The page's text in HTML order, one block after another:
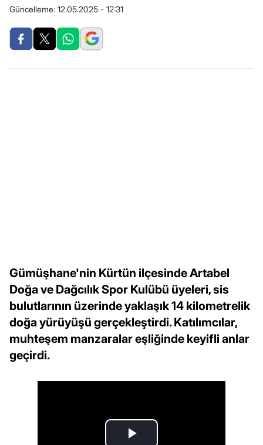
Güncelleme: 12.05.2025 - 12:31
Gümüşhane'nin Kürtün ilçesinde Artabel
Doğa ve Dağcılık Spor Kulübü üyeleri, sis
bulutlarının üzerinde yaklaşık 14 kilometrelik
doğa yürüyüşü gerçekleştirdi. Katılımcılar,
muhteşem manzaralar eşliğinde keyifli anlar
geçirdi.